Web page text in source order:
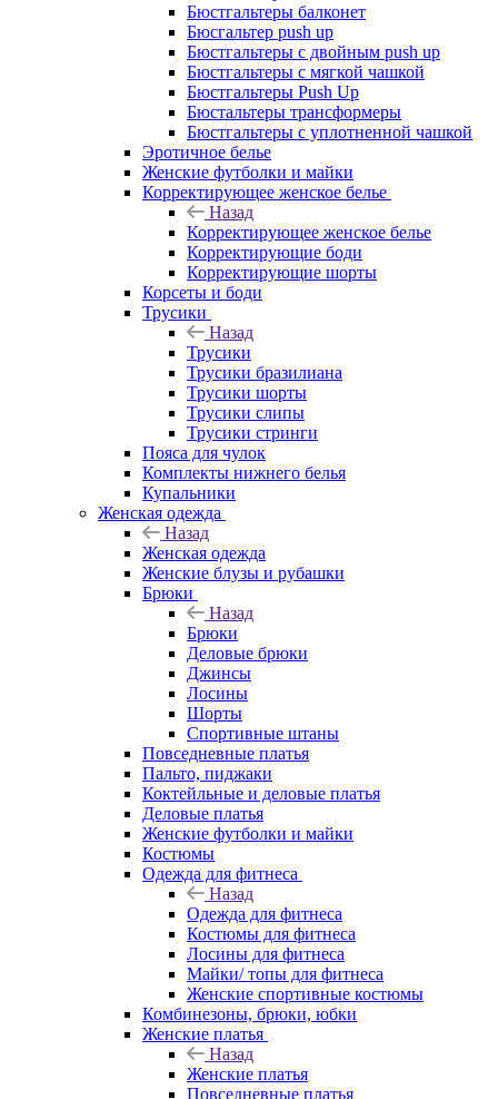
Бюстгальтеры балконет
Бюсгальтер push up
Бюстгальтеры с двойным push up
Бюстгальтеры с мягкой чашкой
Бюстгальтеры Push Up
Бюстальтеры трансформеры
Бюстгальтеры с уплотненной чашкой
Эротичное белье
Женские футболки и майки
Корректирующее женское белье
Назад
Корректирующее женское белье
Корректирующие боди
Корректирующие шорты
Корсеты и боди
Трусики
Назад
Трусики
Трусики бразилиана
Трусики шорты
Трусики слипы
Трусики стринги
Пояса для чулок
Комплекты нижнего белья
Купальники
Женская одежда
Назад
Женская одежда
Женские блузы и рубашки
Брюки
Назад
Брюки
Деловые брюки
Джинсы
Лосины
Шорты
Спортивные штаны
Повседневные платья
Пальто, пиджаки
Коктейльные и деловые платья
Деловые платья
Женские футболки и майки
Костюмы
Одежда для фитнеса
Назад
Одежда для фитнеса
Костюмы для фитнеса
Лосины для фитнеса
Майки/ топы для фитнеса
Женские спортивные костюмы
Комбинезоны, брюки, юбки
Женские платья
Назад
Женские платья
Повседневные платья